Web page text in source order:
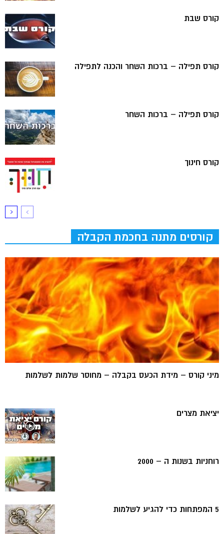
קורס שבת
קורס תפילה – ברכות השחר והכנה לתפילה
קורס תפילה – ברכות השחר
קורס חינוך
קורסים מתנה בחכמת הקבלה
מיני קורס – מידת הכעס בקבלה – מחוסר שלמות לשלמות
יציאת מצרים
רוחניות בשנות ה – 2000
5 המפתחות כדי להגיע לשלמות